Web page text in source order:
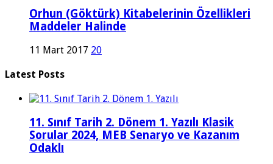
Orhun (Göktürk) Kitabelerinin Özellikleri
Maddeler Halinde
11 Mart 2017 20
Latest Posts
11. Sınıf Tarih 2. Dönem 1. Yazılı Klasik
Sorular 2024, MEB Senaryo ve Kazanım
Odaklı